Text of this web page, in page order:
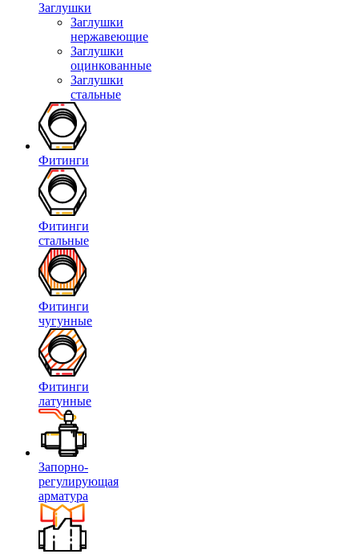
Заглушки
Заглушки
нержавеющие
Заглушки
оцинкованные
Заглушки
стальные
Фитинги
Фитинги
стальные
Фитинги
чугунные
Фитинги
латунные
Запорно-
регулирующая
арматура